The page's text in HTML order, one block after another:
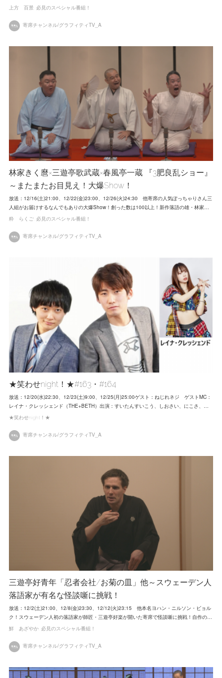
上方 百景 必見のスペシャル番組！
寄席チャンネル/グラフィティTV_A
林家きく麿×三遊亭歌武蔵×春風亭一蔵 『3肥良乱ショー』
～またまたお目見え！大爆Show！
放送：12/16(土)21:00、12/22(金)23:00、12/26(火)24:30 他寄席の人気ぽっちゃりさん三
人組がお届けするなんでもありの大爆Show！創った数は100以上！新作落語の雄・林家…
粋 らくご 必見のスペシャル番組！
寄席チャンネル/グラフィティTV_A
★笑わせnight！★#163・#164
放送：12/20(水)22:30、12/23(土)9:00、12/25(月)25:00ゲスト：ねじれネジ ゲストMC：
レイナ・クレッシェンド（THE+BETH）出演：すいたんすいこう、しおさい、にこさ、…
★笑わせnight！★
寄席チャンネル/グラフィティTV_A
三遊亭好青年「忍者会社/お菊の皿」他～スウェーデン人
落語家が有名な怪談噺に挑戦！
放送：12/2(土)21:00、12/8(金)23:30、12/12(火)23:15 他本名ヨハン・ニルソン・ビョル
ク！スウェーデン人初の落語家が師匠・三遊亭好楽が開いた寄席で怪談噺に挑戦！自作の…
鮮 あざやか 必見のスペシャル番組！
寄席チャンネル/グラフィティTV_A